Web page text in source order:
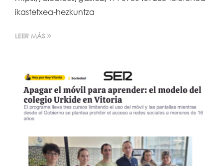
ikastetxea-hezkuntza
LEER MÁS